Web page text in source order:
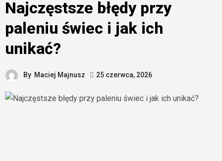
Najczęstsze błędy przy
paleniu świec i jak ich
unikać?
By Maciej Majnusz 25 czerwca, 2026